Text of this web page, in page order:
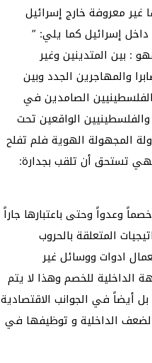
غير معروفة خارج إسرائيل
إسرائيل كما يلي: ”
: بين المتدينين وغير
والمهاجرين الجدد وبين
الصامدين في
والفلسطينيين الواقعين تحت
المجهولة الهوية فلم تفلح
تستحق أن تلقب بجدارة:
وعدواً وحتى باعتبارها جاراً
المتعلقة بالحروب
ادوات ووسائل غير
الداخلية للخصم وهذا لا يتم
أيضاً في الجوانب الاقتصادية
الداخلية و توظيفها في